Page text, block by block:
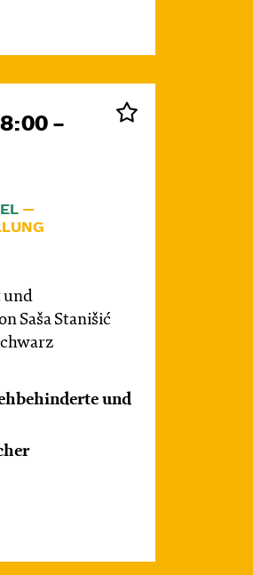
–
und
Saša Stanišić
und